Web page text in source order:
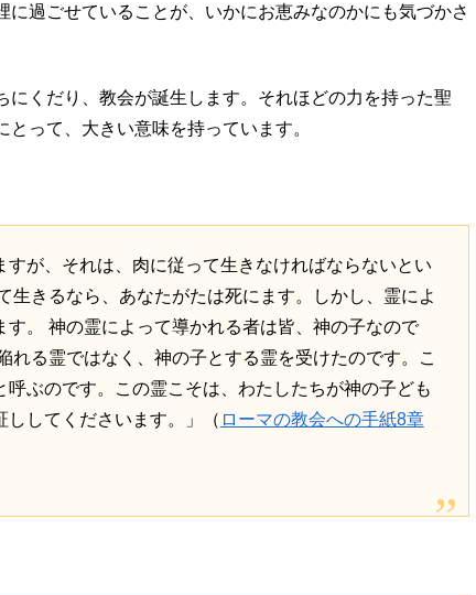
過ごせていることが、いかにお恵みなのかにも気づかさ
くだり、教会が誕生します。それほどの力を持った聖
って、大きい意味を持っています。
が、それは、肉に従って生きなければならないとい
きるなら、あなたがたは死にます。しかし、霊によ
。 神の霊によって導かれる者は皆、神の子なので
る霊ではなく、神の子とする霊を受けたのです。こ
ぶのです。この霊こそは、わたしたちが神の子ども
してくださいます。」（ ローマの教会への手紙8章